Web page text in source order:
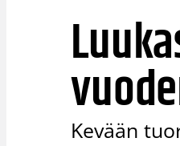
Kevään